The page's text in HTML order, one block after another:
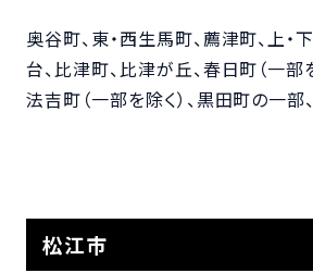
奥谷町、東・西生馬町、薦津町、上・
台、比津町、比津が丘、春日町（一部
法吉町（一部を除く）、黒田町の一
松江市